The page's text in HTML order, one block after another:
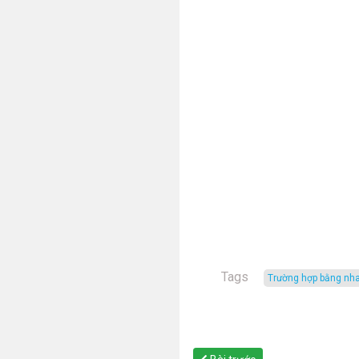
Tags trường hợp bằng